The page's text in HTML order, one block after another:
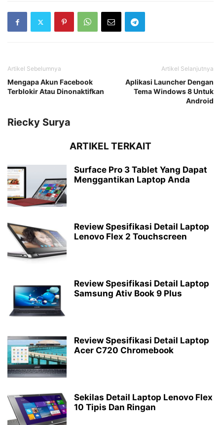
Artikel Sebelumnya
Mengapa Akun Facebook
Terblokir Atau Dinonaktifkan
Artikel Selanjutnya
Aplikasi Launcher Dengan
Tema Windows 8 Untuk
Android
Riecky Surya
ARTIKEL TERKAIT
Surface Pro 3 Tablet Yang Dapat
Menggantikan Laptop Anda
Review Spesifikasi Detail Laptop
Lenovo Flex 2 Touchscreen
Review Spesifikasi Detail Laptop
Samsung Ativ Book 9 Plus
Review Spesifikasi Detail Laptop
Acer C720 Chromebook
Sekilas Detail Laptop Lenovo Flex
10 Tipis Dan Ringan